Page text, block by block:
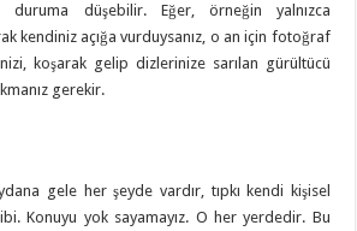
düşebilir. Eğer, örneğin yalnızca
kendiniz açığa vurduysanız, o an için fotoğraf
koşarak gelip dizlerinize sarılan gürültücü
gerekir.
gele her şeyde vardır, tıpkı kendi kişisel
Konuyu yok sayamayız. O her yerdedir. Bu